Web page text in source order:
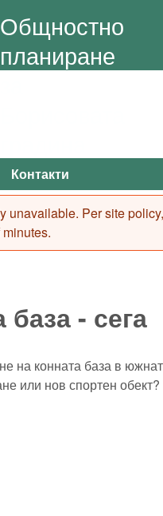
Общностно
планиране
Контакти
unavailable. Per site
база - сега
на конната база в
или нов спортен обект?